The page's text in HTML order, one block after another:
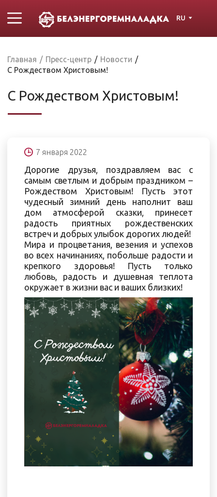
RU
Главная / Пресс-центр / Новости /
С Рождеством Христовым!
С Рождеством Христовым!
7 января 2022
Дорогие друзья, поздравляем вас с
самым светлым и добрым праздником –
Рождеством Христовым! Пусть этот
чудесный зимний день наполнит ваш
дом атмосферой сказки, принесет
радость приятных рождественских
встреч и добрых улыбок дорогих людей!
Мира и процветания, везения и успехов
во всех начинаниях, побольше радости и
крепкого здоровья! Пусть только
любовь, радость и душевная теплота
окружает в жизни вас и ваших близких!